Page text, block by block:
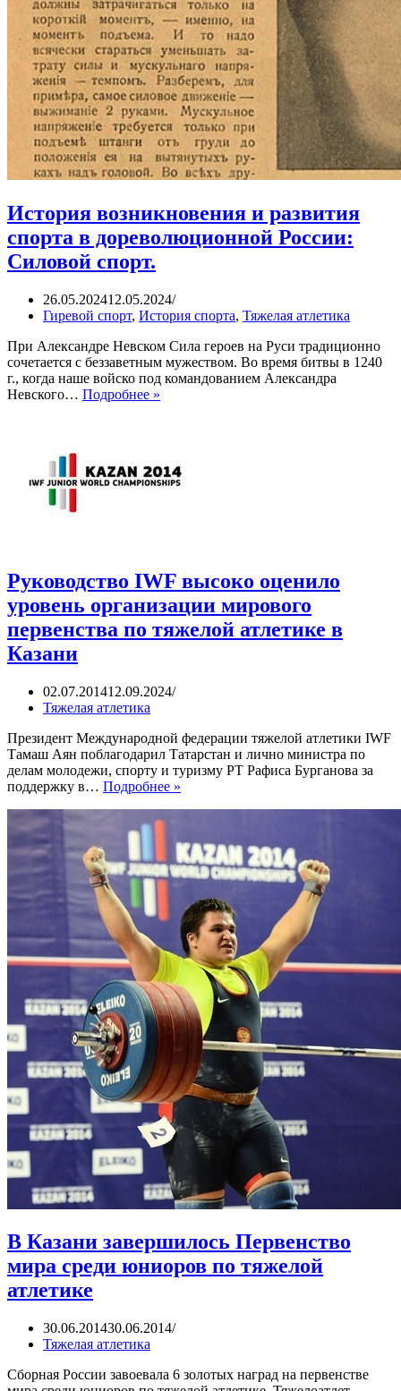
История возникновения и развития
спорта в дореволюционной России:
Силовой спорт.
26.05.202412.05.2024
Гиревой спорт, История спорта, Тяжелая атлетика
При Александре Невском Сила героев на Руси традиционно
сочетается с беззаветным мужеством. Во время битвы в 1240
г., когда наше войско под командованием Александра
Невского… Подробнее »
в
дореволюционной
Руководство IWF высоко оценило
уровень организации мирового
первенства по тяжелой атлетике в
Казани
02.07.201412.09.2024
Тяжелая атлетика
Президент Международной федерации тяжелой атлетики IWF
Тамаш Аян поблагодарил Татарстан и лично министра по
делам молодежи, спорту и туризму РТ Рафиса Бурганова за
поддержку в… Подробнее »
уровень
организации
мирового
первенства
по
тяжелой
атлетике
в
Казани
В Казани завершилось Первенство
мира среди юниоров по тяжелой
атлетике
30.06.201430.06.2014
Тяжелая атлетика
Сборная России завоевала 6 золотых наград на первенстве